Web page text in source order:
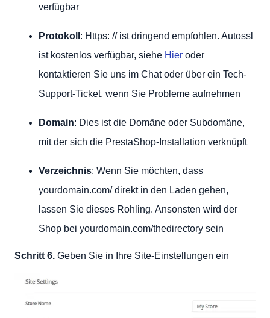
verfügbar
Protokoll : Https: // ist dringend empfohlen. Autossl
ist kostenlos verfügbar, siehe Hier oder
kontaktieren Sie uns im Chat oder über ein Tech-
Support-Ticket, wenn Sie Probleme aufnehmen
Domain: Dies ist die Domäne oder Subdomäne,
mit der sich die PrestaShop-Installation verknüpft
Verzeichnis: Wenn Sie möchten, dass
yourdomain.com/ direkt in den Laden gehen,
lassen Sie dieses Rohling. Ansonsten wird der
Shop bei yourdomain.com/thedirectory sein
Schritt 6. Geben Sie in Ihre Site-Einstellungen ein